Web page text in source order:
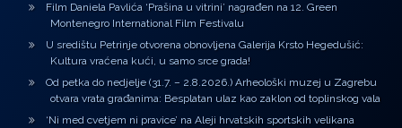
Film Daniela Pavlića ‘Prašina u vitrini’ nagrađen na 12. Green
Montenegro International Film Festivalu
U središtu Petrinje otvorena obnovljena Galerija Krsto Hegedušić:
Kultura vraćena kući, u samo srce grada!
Od petka do nedjelje (31.7. – 2.8.2026.) Arheološki muzej u Zagrebu
otvara vrata građanima: Besplatan ulaz kao zaklon od toplinskog vala
‘Ni med cvetjem ni pravice’ na Aleji hrvatskih sportskih velikana